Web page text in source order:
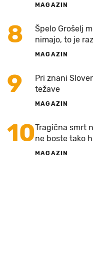
MAGAZIN
8
Špelo Grošelj
nimajo, to je
MAGAZIN
9
Pri znani
težave
MAGAZIN
10Tragična smrt
ne boste tako
MAGAZIN